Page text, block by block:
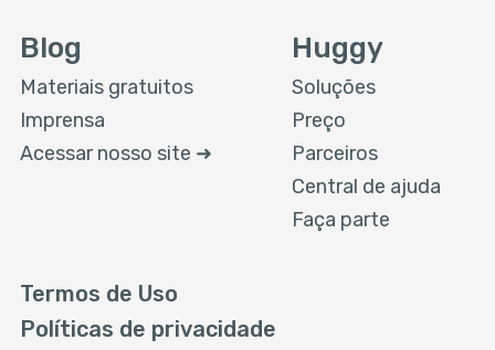
Blog
Materiais gratuitos
Imprensa
Acessar nosso site ➜
Huggy
Soluções
Preço
Parceiros
Central de ajuda
Faça parte
Termos de Uso
Políticas de privacidade